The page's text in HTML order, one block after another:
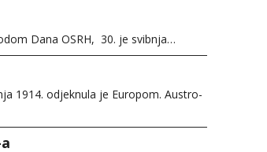
Dana OSRH, 30. je svibnja…
1914. odjeknula je Europom. Austro-